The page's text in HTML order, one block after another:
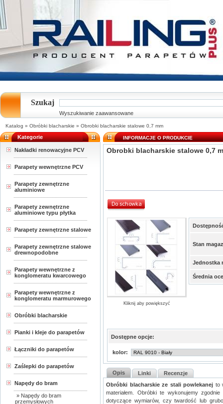
Szukaj
Wyszukiwanie zaawansowane
Katalog » Obróbki blacharskie » Obrobki blacharskie stalowe 0,7 mm
Kategorie
Nakładki renowacyjne PCV
Parapety wewnętrzne PCV
Parapety zewnętrzne
aluminiowe
Parapety zewnętrzne
aluminiowe typu płytka
Parapety zewnętrzne stalowe
Parapety zewnętrzne stalowe
drewnopodobne
Parapety wewnętrzne z
konglomeratu kwarcowego
Parapety wewnętrzne z
konglomeratu marmurowego
Obróbki blacharskie
Pianki i kleje do parapetów
Łączniki do parapetów
Zaślepki do parapetów
Napędy do bram
» Napędy do bram
przemysłowych
INFORMACJE O PRODUKCIE
Obrobki blacharskie stalowe 0,7
Kliknij aby powiększyć
Stan
Jednostka
Średnia
Dostępne opcje:
kolor:
Opis Linki
Recenzje
Obróbki blacharskie ze stali powlekanej to
materiałem. Obróbki te wykonujemy
dotyczące wymiarów, czy twardość lub